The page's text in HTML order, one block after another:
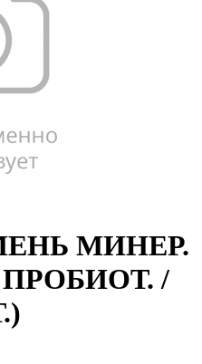
МИНЕР.
/